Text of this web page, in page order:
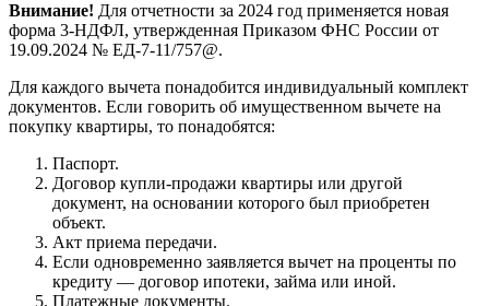
Внимание! Для отчетности за 2024 год применяется новая
форма 3-НДФЛ, утвержденная Приказом ФНС России от
19.09.2024 № ЕД-7-11/757@.
Для каждого вычета понадобится индивидуальный комплект
документов. Если говорить об имущественном вычете на
покупку квартиры, то понадобятся:
Паспорт.
Договор купли-продажи квартиры или другой
документ, на основании которого был приобретен
объект.
Акт приема передачи.
Если одновременно заявляется вычет на проценты по
кредиту — договор ипотеки, займа или иной.
Платежные документы.